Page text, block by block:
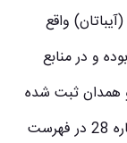
واقع
و در منابع
و همدان ثبت شده
که این سایت باستانی در سال 1310 به شماره 28 در فهرست